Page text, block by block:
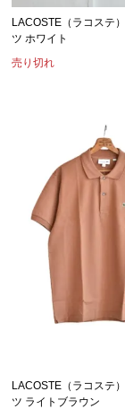
LACOSTE（ラコステ
ツ ホワイト
売り切れ
LACOSTE（ラコステ
ツ ライトブラウン